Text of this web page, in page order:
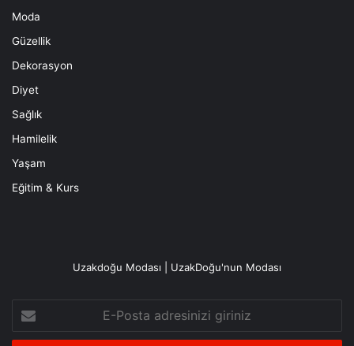
Moda
Güzellik
Dekorasyon
Diyet
Sağlık
Hamilelik
Yaşam
Eğitim & Kurs
Uzakdoğu Modası | UzakDoğu'nun Modası
Posta
adresinizi